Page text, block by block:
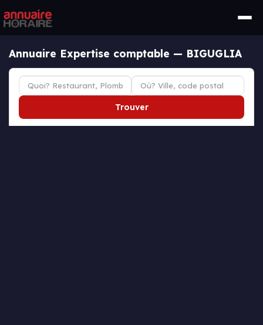
Annuaire Expertise comptable — BIGUGLIA
Trouver